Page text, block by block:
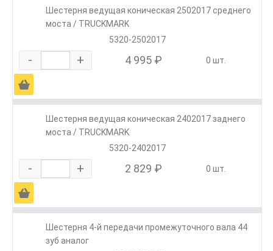
Шестерня ведущая коническая 2502017 среднего
моста / TRUCKMARK
5320-2502017
- + 4 995 ₽ 0 шт.
Ä
Шестерня ведущая коническая 2402017 заднего
моста / TRUCKMARK
5320-2402017
- + 2 829 ₽ 0 шт.
Ä
Шестерня 4-й передачи промежуточного вала 44
зуб аналог